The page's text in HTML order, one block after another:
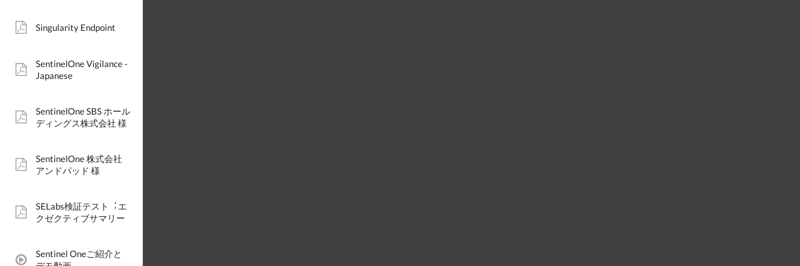
pdf: Singularity Endpoint
pdf:
SentinelOne Vigilance -
Japanese
pdf:
SentinelOne SBS ホール
ディングス株式会社 様
pdf:
SentinelOne 株式会社
アンドパッド 様
pdf:
SELabs検証テスト︓エ
クゼクティブサマリー
Sentinel Oneご紹介と